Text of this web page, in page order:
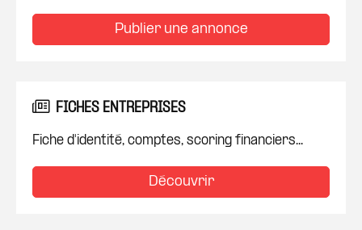
Publier une annonce
FICHES ENTREPRISES
Fiche d'identité, comptes, scoring financiers...
Découvrir